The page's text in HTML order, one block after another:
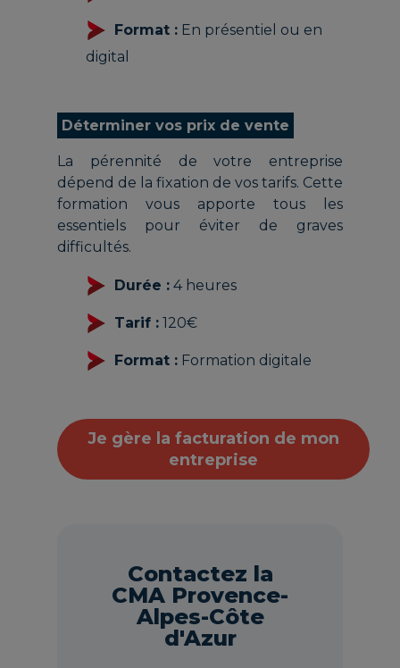
Format : En présentiel ou en
digital
Déterminer vos prix de vente
La pérennité de votre entreprise
dépend de la fixation de vos tarifs. Cette
formation vous apporte tous les
essentiels pour éviter de graves
difficultés.
Durée : 4 heures
Tarif : 120€
Format : Formation digitale
Je gère la facturation de mon
entreprise
Contactez la
CMA Provence-
Alpes-Côte
d'Azur